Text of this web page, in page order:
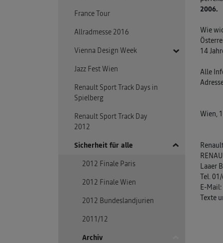
Vienna Auto Show 2013
Vienna Auto Show 2012
Treffen
CCFA Business-Club 2013
France Tour
Allradmesse 2016
Vienna Design Week
Vienna Design Week
Vienna Design Week
Jazz Fest Wien
Renault Sport Track Days in
Spielberg
Renault Sport Track Day
2012
Sicherheit für alle
2012 Finale Paris
2012 Finale Wien
2012 Bundeslandjurien
2011/12
Archiv
2006.
Wie
14
Alle
Wien,
Laaer
Tel.
E-
Texte